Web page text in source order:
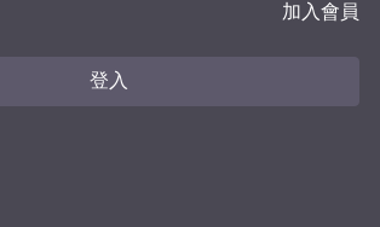
加入會員